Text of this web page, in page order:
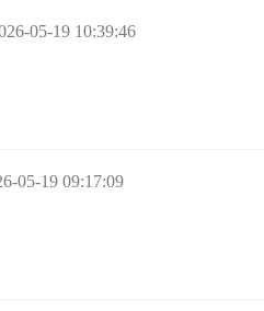
05-19 10:39:46
05-19 09:17:09